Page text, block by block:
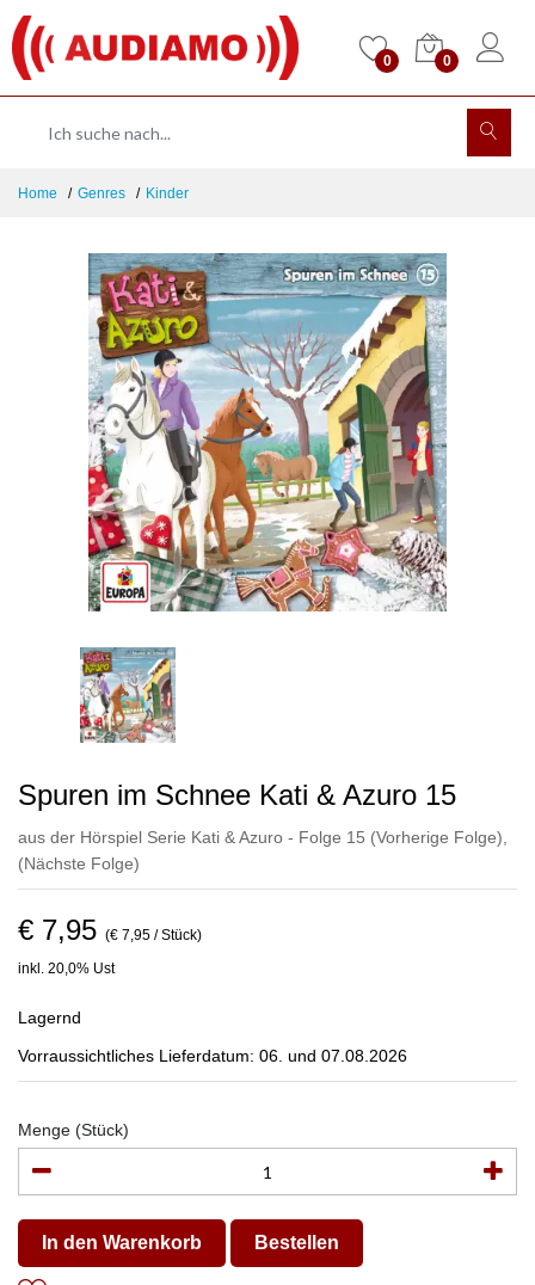
0 0
Home Genres Kinder
Spuren im Schnee Kati & Azuro 15
aus der Hörspiel Serie Kati & Azuro - Folge 15 (Vorherige Folge)
(Nächste Folge)
€ 7,95 (€ 7,95 / Stück)
inkl. 20,0% Ust
Lagernd
Vorraussichtliches Lieferdatum: 06. und 07.08.2026
Menge (Stück)
In den Warenkorb Bestellen